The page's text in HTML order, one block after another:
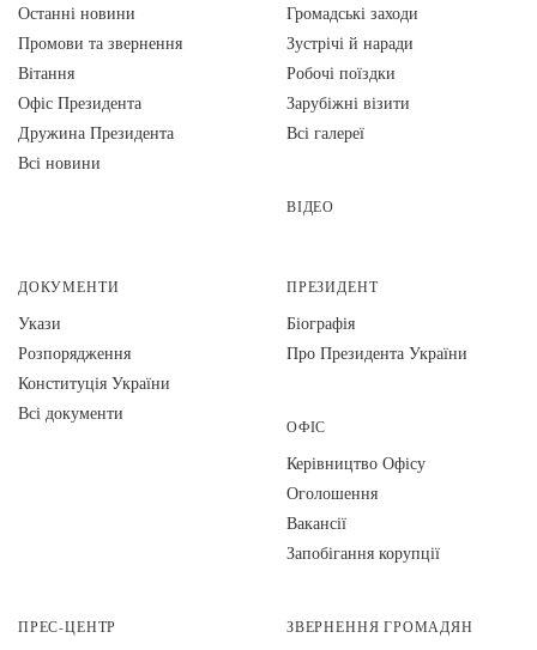
Останні новини
Промови та звернення
Вiтання
Офіс Президента
Дружина Президента
Всі новини
Громадські заходи
Зустрічі й наради
Робочі поїздки
Зарубіжні візити
Всі галереї
ВІДЕО
ДОКУМЕНТИ
Укази
Розпорядження
Конституція України
Всі документи
ПРЕЗИДЕНТ
Біографія
Про Президента України
ОФІС
Керівництво Офісу
Оголошення
Вакансії
Запобігання корупції
ПРЕС-ЦЕНТР ЗВЕРНЕННЯ ГРОМАДЯН